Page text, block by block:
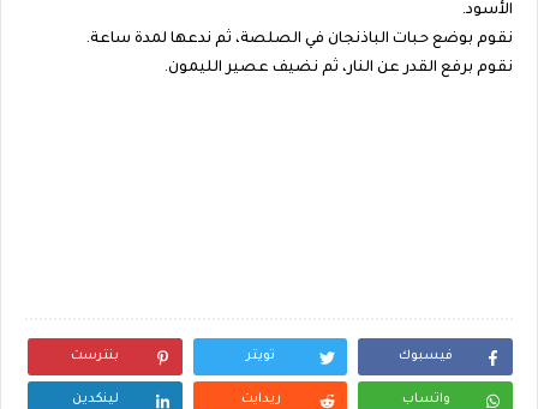
الأسود.
نقوم بوضع حبات الباذنجان في الصلصة، ثم ندعها لمدة ساعة.
نقوم برفع القدر عن النار، ثم نضيف عصير الليمون.
فيسبوك تويتر بنترست
واتساب ريدايت لينكدين